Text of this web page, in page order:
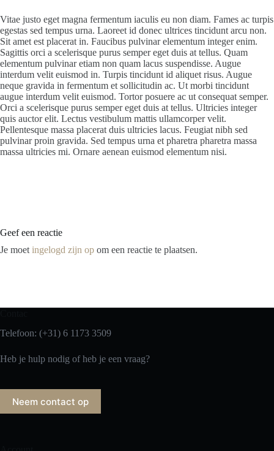
Vitae justo eget magna fermentum iaculis eu non diam. Fames ac turpis
egestas sed tempus urna. Laoreet id donec ultrices tincidunt arcu non.
Sit amet est placerat in. Faucibus pulvinar elementum integer enim.
Sagittis orci a scelerisque purus semper eget duis at tellus. Quam
elementum pulvinar etiam non quam lacus suspendisse. Augue
interdum velit euismod in. Turpis tincidunt id aliquet risus. Augue
neque gravida in fermentum et sollicitudin ac. Ut morbi tincidunt
augue interdum velit euismod. Tortor posuere ac ut consequat semper.
Orci a scelerisque purus semper eget duis at tellus. Ultricies integer
quis auctor elit. Lectus vestibulum mattis ullamcorper velit.
Pellentesque massa placerat duis ultricies lacus. Feugiat nibh sed
pulvinar proin gravida. Sed tempus urna et pharetra pharetra massa
massa ultricies mi. Ornare aenean euismod elementum nisi.
Geef een reactie
Je moet ingelogd zijn op om een reactie te plaatsen.
Telefoon: (+31) 6 1173 3509
Heb je hulp nodig of heb je een vraag?
Neem contact op